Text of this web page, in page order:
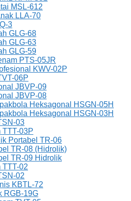
MSL-612
LLA-70
3
GLG-68
GLG-63
GLG-59
PTS-05JR
KWV-02P
06P
JBVP-09
JBVP-08
Heksagonal HSGN-05H
Heksagonal HSGN-03H
03
TTT-03P
Portabel TR-06
TR-08 (Hidrolik)
TR-09 Hidrolik
TTT-02
02
KBTL-72
RGB-19G